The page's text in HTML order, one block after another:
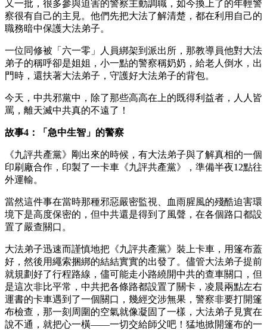
又一批，很多參與迫害的警察主動調職，如今換上了的年輕警
察很有自己的主見。他們先把大法了解清楚，都在利用自己的
職務暗中保護大法弟子。
一位同修被「六一零」人員綁架到派出所，那教導員他對大法
弟子的稱呼卻是姐姐，小一點的警察稱奶奶，給老人倒水，出
門時，還扶著大法弟子，守護好大法弟子的背包。
今天，中共邪黨中，除了那些高高在上的既得利益者，人人皆
罵，離天滅中共真的不遠了！
故事4：「急中生智」的警察
《九評共產黨》剛出來的時候，有大法弟子與了解真相的一個
印刷廠合作，印製了一卡車《九評共產黨》，準備半夜12點往
外運輸。
當然這件事在當時那種邪惡嚴密監視、血雨腥風的殘酷迫害環
境下是高度保密的，但中共還是得到了風聲，在各個路口都設
置了嚴查關口。
大法弟子迅速而謹慎地把《九評共產黨》裝上卡車，用篷布蓋
好，然後用繩索捆綁的結結實實的出發了。儘管大法弟子提前
就規劃好了行程路線，儘可能走小路繞開中共的查車關口，但
是這次非比平常，中共把各條路都設置了關卡，凌晨兩點左右
運書的卡車遇到了一個關口，幾經交涉無果，警察非要打開篷
布檢查，那一刻周圍的空氣就像凝固了一樣，大法弟子見實在
說不通，就把心一橫——一切交給師父吧！猛地掀開篷布的一